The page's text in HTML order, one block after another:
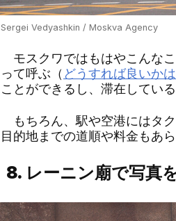
Sergei Vedyashkin / Moskva Agency
モスクワではもはやこんな
って呼ぶ（ どうすれば良いか
ことができるし、滞在してい
もちろん、駅や空港にはタ
目的地までの道順や料金もあ
8. レーニン廟で写真